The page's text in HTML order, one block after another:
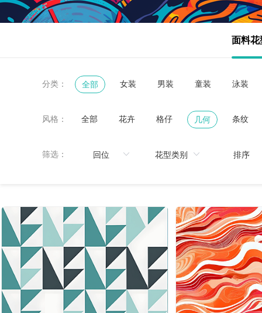
面料花
分类： 全部 女装 男装 童装 泳装
风格： 全部 花卉 格仔 几何 条纹
筛选：